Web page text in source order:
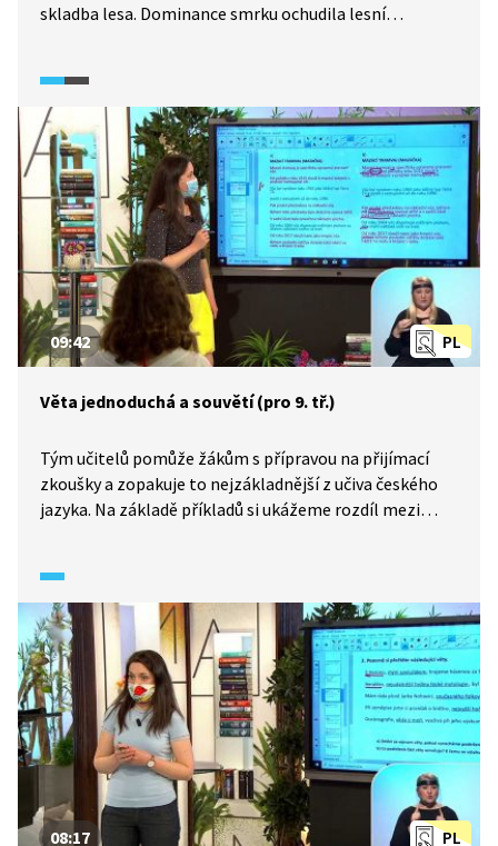
skladba lesa. Dominance smrku ochudila lesní
PL
09:42
Věta jednoduchá a souvětí (pro 9. tř.)
Tým učitelů pomůže žákům s přípravou na přijímací
zkoušky a zopakuje to nejzákladnější z učiva českého
jazyka. Na základě příkladů si ukážeme rozdíl mezi
PL
08:17